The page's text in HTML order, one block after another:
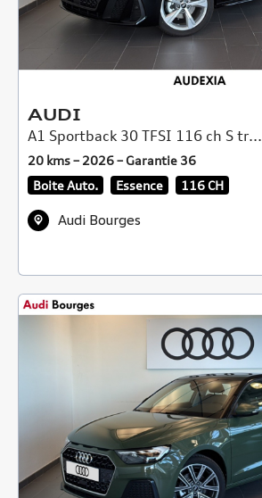
AUDI
A1 Sportback 30 TFSI 116 ch S tr...
20 kms – 2026 – Garantie 36
Boite Auto.
Essence 116 CH
Audi Bourges